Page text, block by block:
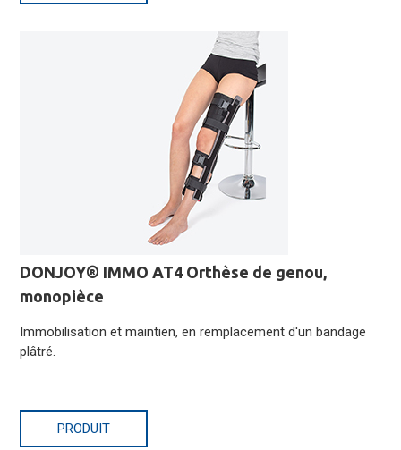
DONJOY® IMMO AT4 Orthèse de genou,
monopièce
Immobilisation et maintien, en remplacement d'un bandage
plâtré.
PRODUIT